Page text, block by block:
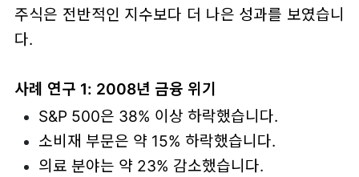
주식은 전반적인 지수보다 더 나은 성과를 보였습니
다.
사례 연구 1: 2008년 금융 위기
S&P 500은 38% 이상 하락했습니다.
소비재 부문은 약 15% 하락했습니다.
의료 분야는 약 23% 감소했습니다.